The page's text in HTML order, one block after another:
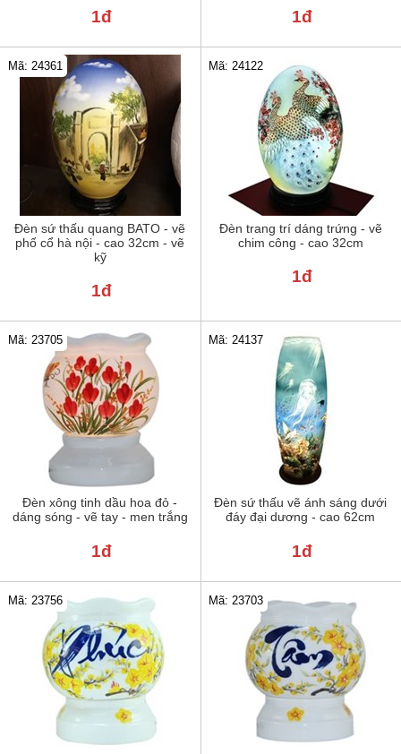
1đ 1đ
Đèn sứ thấu quang BATO - vẽ
phố cổ hà nội - cao 32cm - vẽ
kỹ
Mã: 24361
1đ
Đèn trang trí dáng trứng - vẽ
chim công - cao 32cm
Mã: 24122
1đ
Đèn xông tinh dầu hoa đỏ -
dáng sóng - vẽ tay - men trắng
Mã: 23705
1đ
Đèn sứ thấu vẽ ánh sáng dưới
đáy đại dương - cao 62cm
Mã: 24137
1đ
Mã: 23756 Mã: 23703